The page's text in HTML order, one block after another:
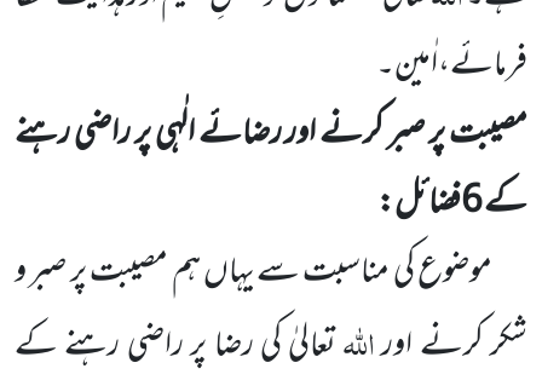
فرمائے،اٰمین۔
مصیبت پر صبر کرنے اور رضائے الٰہی پر راضی رہنے
کے6فضائل:
موضوع کی مناسبتسے یہاں ہم مصیبت پر صبر و
شکر کرنےاوراللہتعالیٰ کیرضا پر راضی رہنے کے